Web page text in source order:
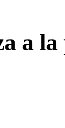
a